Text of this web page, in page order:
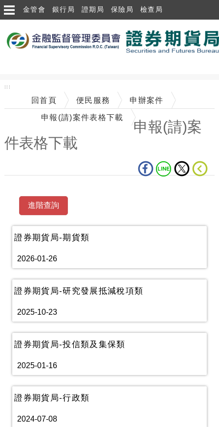
跳到主要內容區塊
金管會 銀行局 證期局 保險局 檢查局
:::
回首頁 便民服務 申辦案件
申報(請)案件表格下載
申報(請)案
件表格下載
證券期貨局-期貨類
2026-01-26
證券期貨局-研究發展抵減稅項類
2025-10-23
證券期貨局-投信類及集保類
2025-01-16
證券期貨局-行政類
2024-07-08